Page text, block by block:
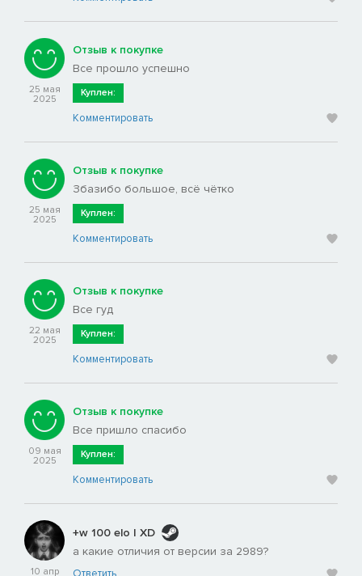
25 мая
2025
Отзыв к покупке
Все прошло успешно
Куплен:
Комментировать
25 мая
2025
Отзыв к покупке
Збазибо большое, всё чётко
Куплен:
Комментировать
22 мая
2025
Отзыв к покупке
Все гуд
Куплен:
Комментировать
09 мая
2025
Отзыв к покупке
Все пришло спасибо
Куплен:
Комментировать
10 апр
+w 100 elo | XD
а какие отличия от версии за 2989?